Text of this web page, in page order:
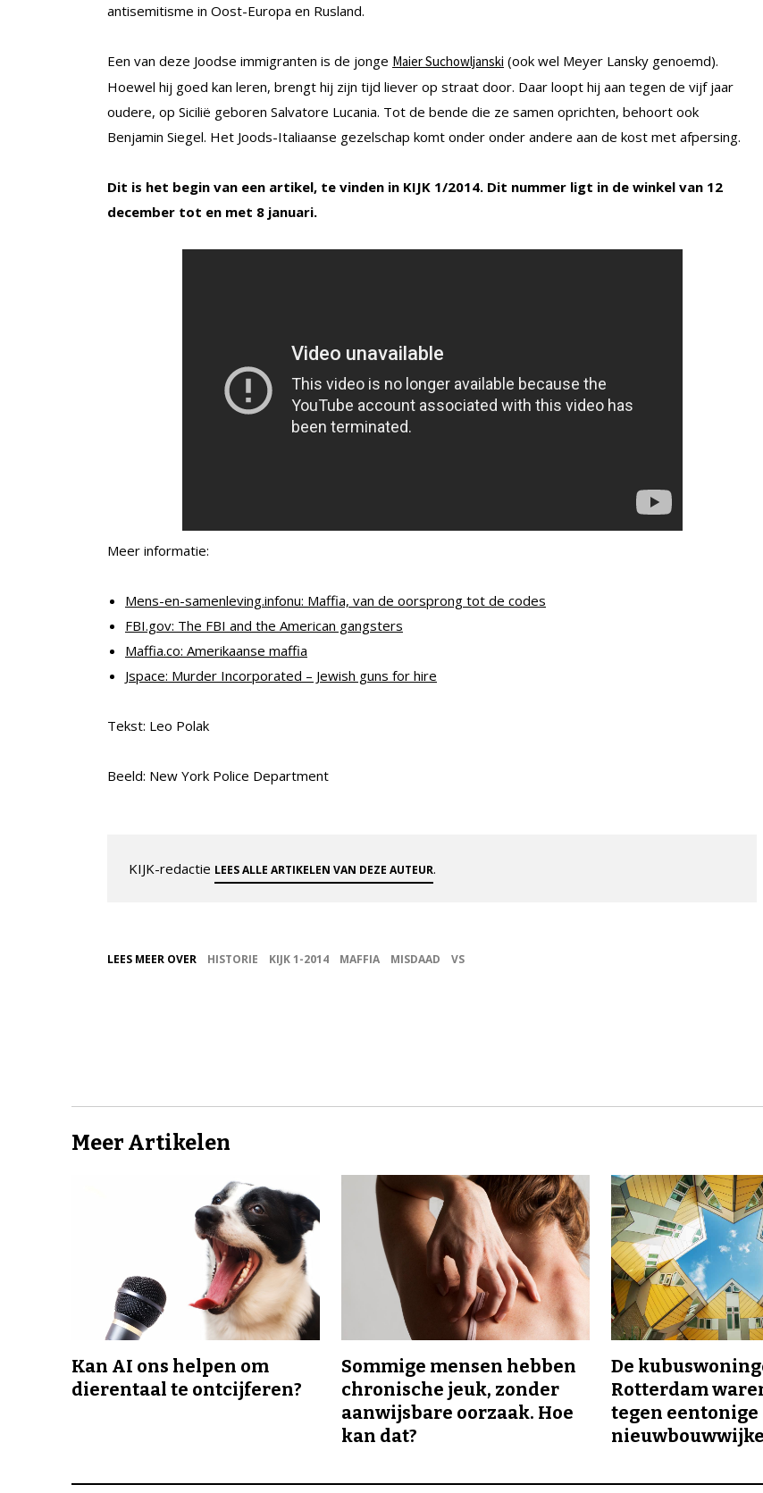
antisemitisme in Oost-Europa en Rusland.
Een van deze Joodse immigranten is de jonge Maier Suchowljanski (ook wel Meyer Lansky genoemd).
Hoewel hij goed kan leren, brengt hij zijn tijd liever op straat door. Daar loopt hij aan tegen de vijf jaar
oudere, op Sicilië geboren Salvatore Lucania. Tot de bende die ze samen oprichten, behoort ook
Benjamin Siegel. Het Joods-Italiaanse gezelschap komt onder onder andere aan de kost met afpersing.
Dit is het begin van een artikel, te vinden in KIJK 1/2014. Dit nummer ligt in de winkel van 12
december tot en met 8 januari.
Meer informatie:
Mens-en-samenleving.infonu: Maffia, van de oorsprong tot de codes
FBI.gov: The FBI and the American gangsters
Maffia.co: Amerikaanse maffia
Jspace: Murder Incorporated – Jewish guns for hire
Tekst: Leo Polak
Beeld: New York Police Department
KIJK-redactie LEES ALLE ARTIKELEN VAN DEZE AUTEUR.
LEES MEER OVER HISTORIE KIJK 1-2014 MAFFIA MISDAAD VS
Meer Artikelen
Kan AI ons helpen om
dierentaal te ontcijferen?
Sommige mensen hebben
chronische jeuk, zonder
aanwijsbare oorzaak. Hoe
kan dat?
De
Rotterdam
tegen eentonige